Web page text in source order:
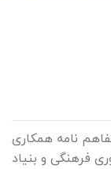
نامه همکاری
فرهنگی و بنیاد